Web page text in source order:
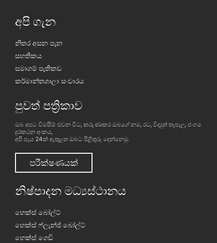
අපි ගැන
නිතර අසන පැන
සහතිකය
සමාගම් පැතිකඩ
කර්මාන්තශාලා සංචාරය
පුවත් පත්‍රිකාව
ඔබ අපට විමසීම් එවන විට, කරුණාකර ඔබගේ නම, රට, විද්‍යුත් තැපෑල, ජංගම
දුරකථන අංකය,
අපි පැය 24ක් ඇතුළත ඔබට පිළිතුරු දෙන්නෙමු.
පරීක්ෂණයක්
නිෂ්පාදන මධ්‍යස්ථානය
හෙක්ස් බෝල්ට්
හෙක්ස් ෆ්ලැන්ජ් බෝල්ට්
හෙක්ස් ගෙඩි